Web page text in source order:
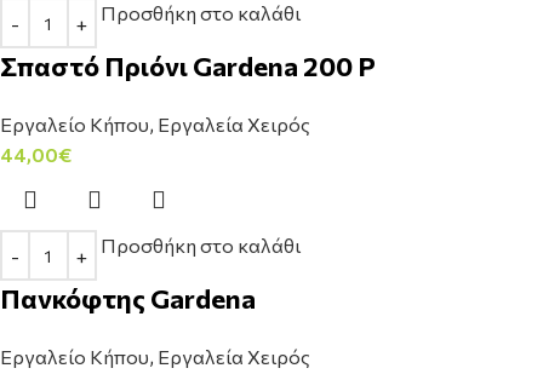
Προσθήκη στο καλάθι
Σπαστό Πριόνι Gardena 200 P
Εργαλείο Κήπου, Εργαλεία Χειρός
44,00€
Προσθήκη στο καλάθι
Πανκόφτης Gardena
Εργαλείο Κήπου, Εργαλεία Χειρός